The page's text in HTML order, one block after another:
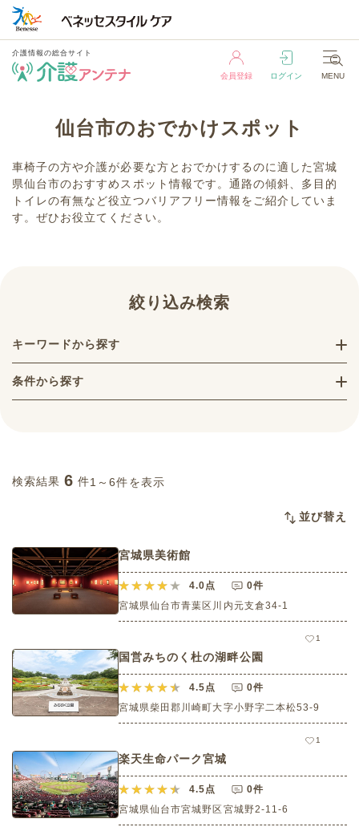
介護情報の総合サイト
会員登録 ログイン MENU
会員登録 ログイン
仙台市のおでかけスポット
車椅子の方や介護が必要な方とおでかけするのに適した宮城
県仙台市のおすすめスポット情報です。通路の傾斜、多目的
トイレの有無など役立つバリアフリー情報をご紹介していま
す。ぜひお役立てください。
絞り込み検索
キーワードから探す
条件から探す
検索結果 6 件1～6件を表示
並び替え
宮城県美術館
4.0点
0件
宮城県仙台市青葉区川内元支倉34-1
1
国営みちのく杜の湖畔公園
4.5点
0件
宮城県柴田郡川崎町大字小野字二本松53-9
1
楽天生命パーク宮城
4.5点
0件
宮城県仙台市宮城野区宮城野2-11-6